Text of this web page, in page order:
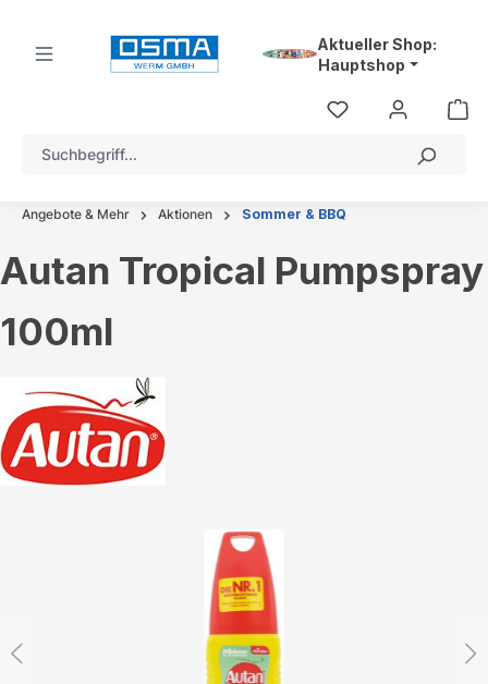
Aktueller Shop:
Hauptshop
Angebote & Mehr Aktionen Sommer & BBQ
Autan Tropical Pumpspray
100ml